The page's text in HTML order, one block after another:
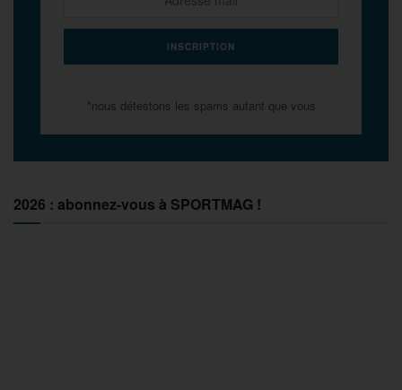
*nous détestons les spams autant que vous
2026 : abonnez-vous à SPORTMAG !